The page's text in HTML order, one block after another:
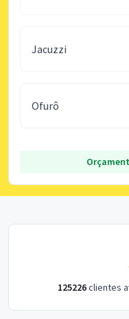
Jacuzzi
Ofurô
125226clientes